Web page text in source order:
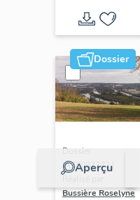
Dossier
Aperçu
Dossier
IA78002272 |
Bussière Roselyne